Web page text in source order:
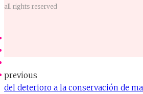
all rights reserved
previous
del deterioro a la conservación de